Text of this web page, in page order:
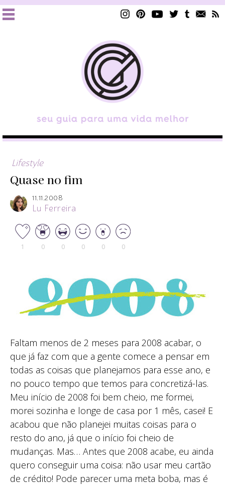
Lifestyle
Quase no fim
11.11.2008
Lu Ferreira
1 0 0 0 0 0
Faltam menos de 2 meses para 2008 acabar, o
que já faz com que a gente comece a pensar em
todas as coisas que planejamos para esse ano, e
no pouco tempo que temos para concretizá-las.
Meu início de 2008 foi bem cheio, me formei,
morei sozinha e longe de casa por 1 mês, casei! E
acabou que não planejei muitas coisas para o
resto do ano, já que o início foi cheio de
mudanças. Mas… Antes que 2008 acabe, eu ainda
quero conseguir uma coisa: não usar meu cartão
de crédito! Pode parecer uma meta boba, mas é